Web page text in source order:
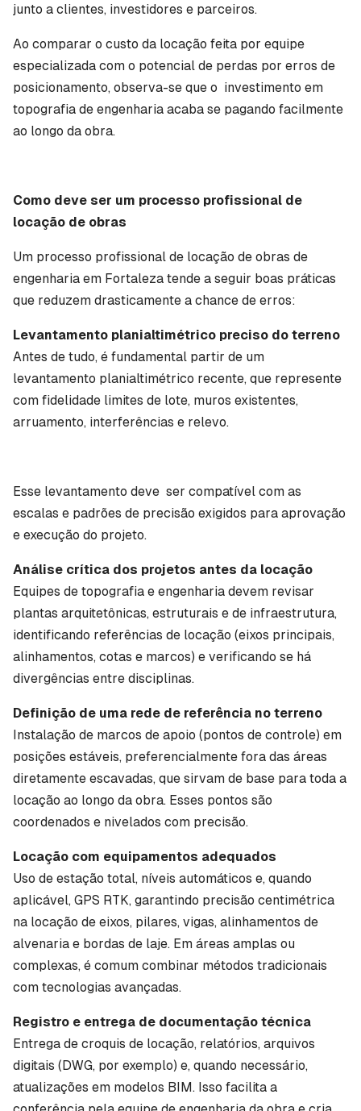
junto a clientes, investidores e parceiros.
Ao comparar o custo da locação feita por equipe
especializada com o potencial de perdas por erros de
posicionamento, observa-se que o investimento em
topografia de engenharia acaba se pagando facilmente
ao longo da obra.
Como deve ser um processo profissional de
locação de obras
Um processo profissional de locação de obras de
engenharia em Fortaleza tende a seguir boas práticas
que reduzem drasticamente a chance de erros:
Levantamento planialtimétrico preciso do terreno
Antes de tudo, é fundamental partir de um
levantamento planialtimétrico recente, que represente
com fidelidade limites de lote, muros existentes,
arruamento, interferências e relevo.
Esse levantamento deve ser compatível com as
escalas e padrões de precisão exigidos para aprovação
e execução do projeto.
Análise crítica dos projetos antes da locação
Equipes de topografia e engenharia devem revisar
plantas arquitetônicas, estruturais e de infraestrutura,
identificando referências de locação (eixos principais,
alinhamentos, cotas e marcos) e verificando se há
divergências entre disciplinas.
Definição de uma rede de referência no terreno
Instalação de marcos de apoio (pontos de controle) em
posições estáveis, preferencialmente fora das áreas
diretamente escavadas, que sirvam de base para toda a
locação ao longo da obra. Esses pontos são
coordenados e nivelados com precisão.
Locação com equipamentos adequados
Uso de estação total, níveis automáticos e, quando
aplicável, GPS RTK, garantindo precisão centimétrica
na locação de eixos, pilares, vigas, alinhamentos de
alvenaria e bordas de laje. Em áreas amplas ou
complexas, é comum combinar métodos tradicionais
com tecnologias avançadas.
Registro e entrega de documentação técnica
Entrega de croquis de locação, relatórios, arquivos
digitais (DWG, por exemplo) e, quando necessário,
atualizações em modelos BIM. Isso facilita a